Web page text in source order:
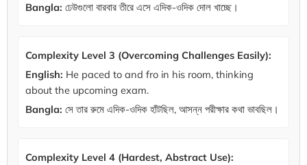
Bangla: ঢেউগুলো বারবার তীরে এসে এদিক-ওদিক দোল খাচ্ছে।
Complexity Level 3 (Overcoming Challenges Easily):
English: He paced to and fro in his room, thinking
about the upcoming exam.
Bangla: সে তার রুমে এদিক-ওদিক হাঁটছিল, আসন্ন পরীক্ষার কথা ভাবছিল।
Complexity Level 4 (Hardest, Abstract Use):